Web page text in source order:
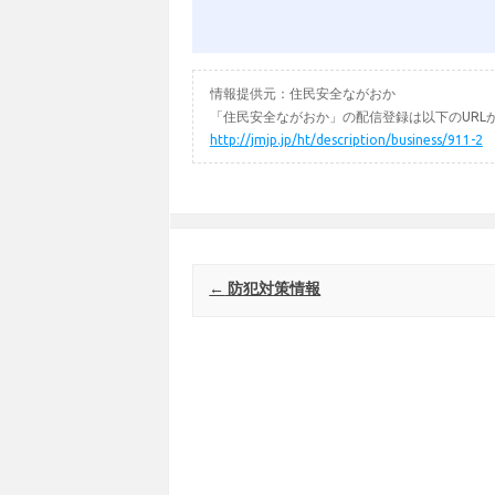
情報提供元：住民安全ながおか
「住民安全ながおか」の配信登録は以下のURL
http://jmjp.jp/ht/description/business/911-2
Post navigation
← 防犯対策情報